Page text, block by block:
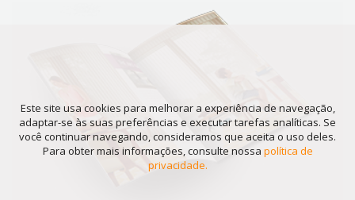
Este site usa cookies para melhorar a experiência de navegação,
adaptar-se às suas preferências e executar tarefas analíticas. Se
você continuar navegando, consideramos que aceita o uso deles.
Para obter mais informações, consulte nossa política de
privacidade.